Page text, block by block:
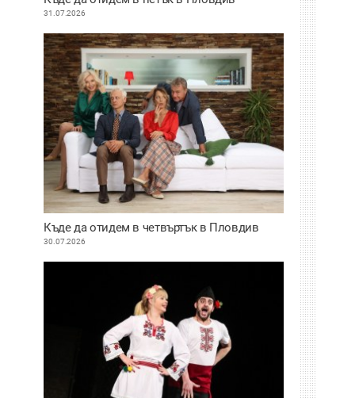
31.07.2026
Къде да отидем в четвъртък в Пловдив
30.07.2026